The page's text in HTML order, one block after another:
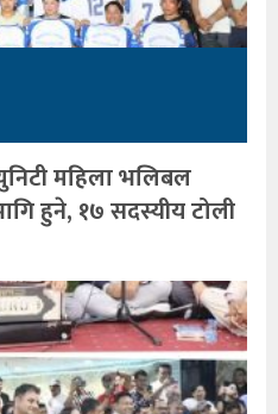
महिला भलिबल
हुने, १७ सदस्यीय टोली